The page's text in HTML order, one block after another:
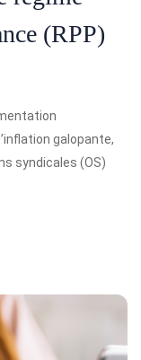
(RPP)
galopante,
syndicales (OS)